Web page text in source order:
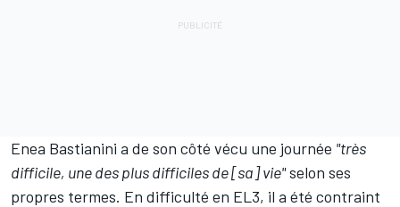
Enea Bastianini a de son côté vécu une journée "très
difficile, une des plus difficiles de [sa] vie"selon ses
propres termes. En difficulté en EL3, il a été contraint